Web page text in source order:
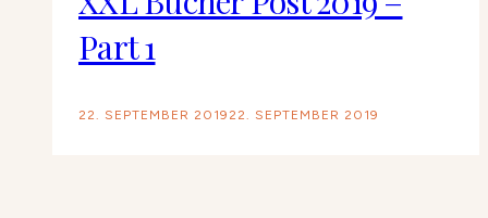
Part 1
22. SEPTEMBER 2019 22. SEPTEMBER 2019